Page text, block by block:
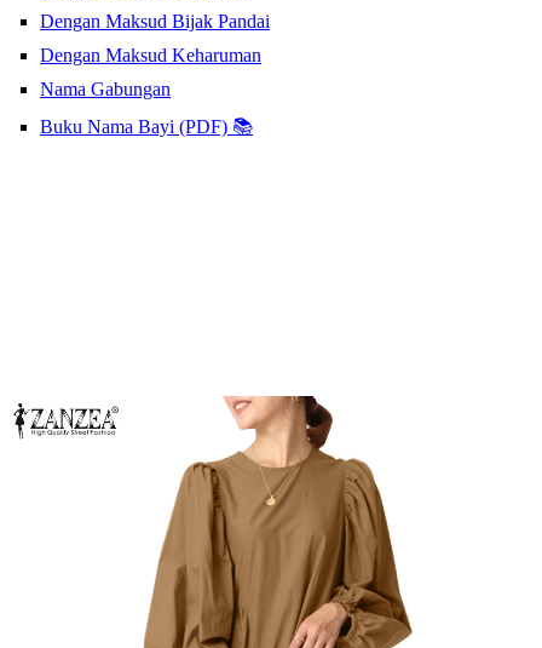
Dengan Maksud Bijak Pandai
Dengan Maksud Keharuman
Nama Gabungan
Buku Nama Bayi (PDF) 📚